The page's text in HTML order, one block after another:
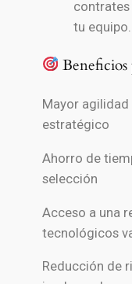
tu equipo.
Beneficios
Mayor
estratégico
Ahorro de
selección
Acceso a una
tecnológicos
Reducción de